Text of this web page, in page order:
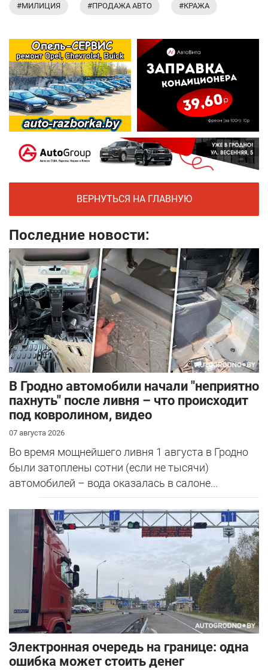
#МИЛИЦИЯ #ПРОДАЖА АВТО #КРАЖА
ВЕРНУТЬСЯ НА ГЛАВНУЮ
Последние новости:
В Гродно автомобили начали "неприятно
пахнуть" после ливня – что происходит
под ковролином, видео
07 августа 2026
Во время мощнейшего ливня 1 августа в Гродно
были затоплены сотни (если не тысячи)
автомобилей – вода оказалась в салоне...
Электронная очередь на границе: одна
ошибка может стоить денег